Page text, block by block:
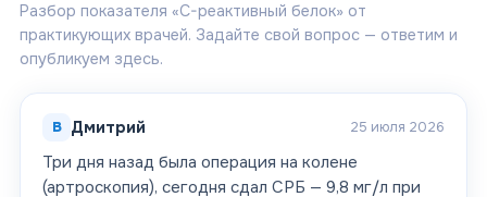
Разбор показателя «C-реактивный белок» от
практикующих врачей. Задайте свой вопрос — ответим и
опубликуем здесь.
В Дмитрий 25 июля 2026
Три дня назад была операция на колене
(артроскопия), сегодня сдал СРБ — 9,8 мг/л при